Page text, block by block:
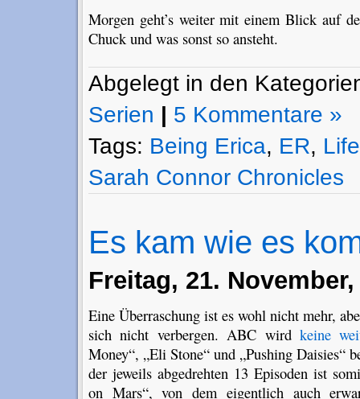
Morgen geht’s weiter mit einem Blick auf
Chuck und was sonst so ansteht.
Abgelegt in den
Serien | 5 Kommentare »
Tags: Being Erica, ER, Life
Sarah Connor Chronicles
Es kam wie es
Freitag, 21. November,
Eine Überraschung ist es wohl nicht mehr,
sich nicht verbergen. ABC wird keine
Money“, „Eli Stone“ und „Pushing Daisies“
der jeweils abgedrehten 13 Episoden ist
on Mars“, von dem eigentlich auch